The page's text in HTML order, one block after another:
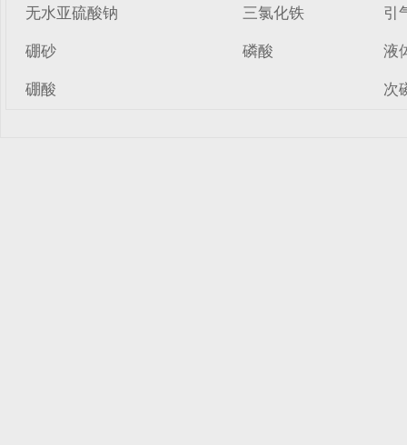
无水亚硫酸钠
硼砂
硼酸
三氯化铁
磷酸
引
液
次